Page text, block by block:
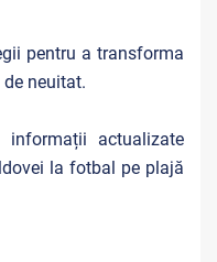
pentru a transforma
neuitat.
informații actualizate
la fotbal pe plajă